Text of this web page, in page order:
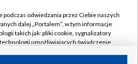
Kontakt
Kanały
podczas odwiedzania przez Ciebie naszych
dalej „Portalem”, w tym informacje
takich jak: pliki cookie, sygnalizatory
umożliwiających świadczenie